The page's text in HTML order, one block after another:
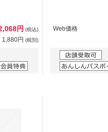
円 (税込)
1,880円 (税別)
Web価格